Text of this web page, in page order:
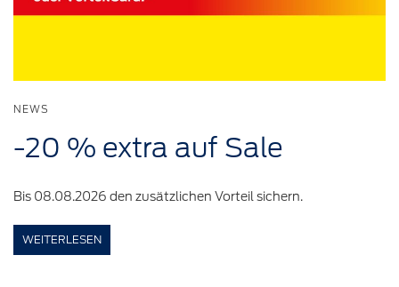
NEWS
-20 % extra auf Sale
Bis 08.08.2026 den zusätzlichen Vorteil sichern.
WEITERLESEN